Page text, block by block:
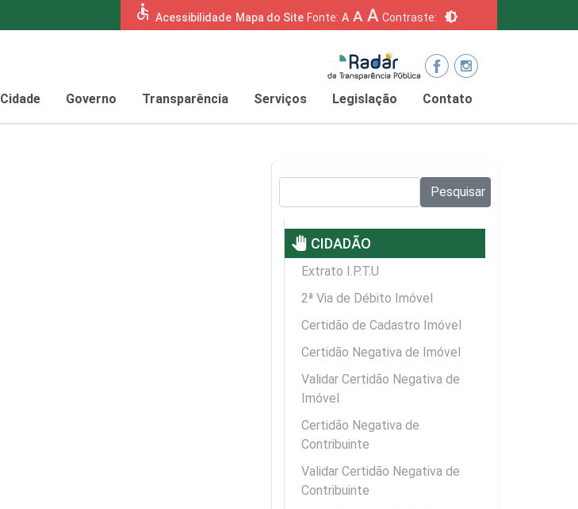
accessible Acessibilidade Mapa do Site Fonte: A A A Contraste: brightness_6
Cidade Governo Transparência Serviços Legislação Contato
Pesquisar
pan_tool CIDADÃO
Extrato I.P.T.U
2ª Via de Débito Imóvel
Certidão de Cadastro Imóvel
Certidão Negativa de Imóvel
Validar Certidão Negativa de
Imóvel
Certidão Negativa de
Contribuinte
Validar Certidão Negativa de
Contribuinte